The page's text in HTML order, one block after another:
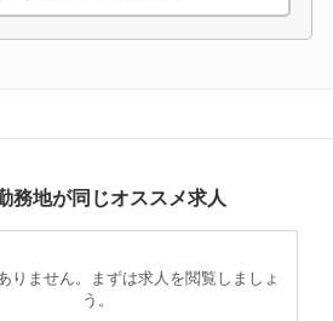
務地が同じオススメ求人
りません。まずは求人を閲覧しましょ
う。